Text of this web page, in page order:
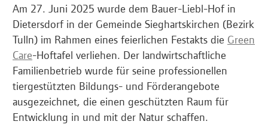
Am 27. Juni 2025 wurde dem Bauer-Liebl-Hof in
Dietersdorf in der Gemeinde Sieghartskirchen (Bezirk
Tulln) im Rahmen eines feierlichen Festakts die Green
Care-Hoftafel verliehen. Der landwirtschaftliche
Familienbetrieb wurde für seine professionellen
tiergestützten Bildungs- und Förderangebote
ausgezeichnet, die einen geschützten Raum für
Entwicklung in und mit der Natur schaffen.